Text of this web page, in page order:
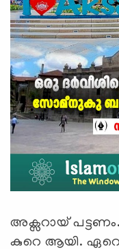
അക്സറായ്
കുറെ ആയി. ഏറെ